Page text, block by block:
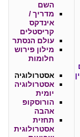
השם
מדריך /
אינדקס
קריסטלים
עולם הנסתר
מילון פירוש
חלומות
אסטרולוגיה
אסטרולוגיה
יומית
הורוסקופ
אהבה
תחזית
אסטרולוגית